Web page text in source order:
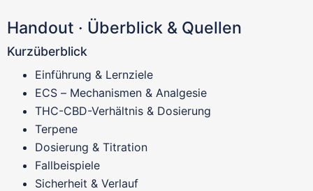
Handout · Überblick & Quellen
Kurzüberblick
Einführung & Lernziele
ECS – Mechanismen & Analgesie
THC-CBD-Verhältnis & Dosierung
Terpene
Dosierung & Titration
Fallbeispiele
Sicherheit & Verlauf